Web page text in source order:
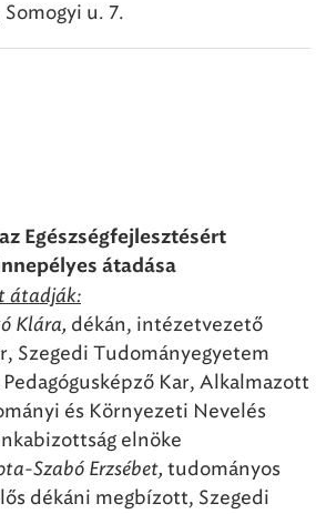
u. 7.
Egészségfejlesztésért
átadása
átadják:
Klára, dékán, intézetvezető
Szegedi Tudományegyetem
Kar, Alkalmazott
és Környezeti Nevelés
elnöke
Szabó Erzsébet, tudományos
dékáni megbízott, Szegedi